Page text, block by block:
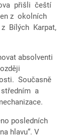
přišli čeští
z okolních
Bílých Karpat,
absolventi
Současně
a
posledních
hlavu“. V